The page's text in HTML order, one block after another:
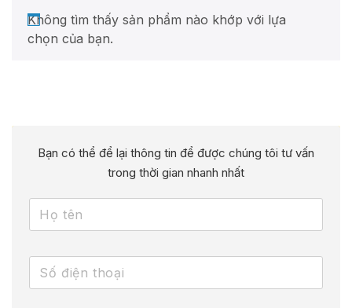
Không tìm thấy sản phẩm nào khớp với lựa
chọn của bạn.
Bạn có thể để lại thông tin để được chúng tôi tư vấn
trong thời gian nhanh nhất